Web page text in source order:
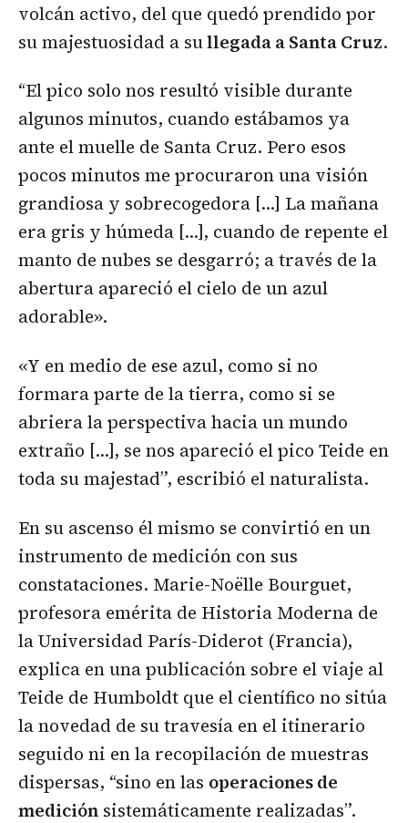
volcán activo, del que quedó prendido por
su majestuosidad a sullegada a Santa Cruz.
“El pico solo nos resultó visible durante
algunos minutos, cuando estábamos ya
ante el muelle de Santa Cruz. Pero esos
pocos minutos me procuraron una visión
grandiosa y sobrecogedora […] La mañana
era gris y húmeda […], cuando de repente el
manto de nubes se desgarró; a través de la
abertura apareció el cielo de un azul
adorable».
«Y en medio de ese azul, como si no
formara parte de la tierra, como si se
abriera la perspectiva hacia un mundo
extraño […], se nos apareció el pico Teide en
toda su majestad”, escribió el naturalista.
En su ascenso él mismo se convirtió en un
instrumento de medición con sus
constataciones. Marie-Noëlle Bourguet,
profesora emérita de Historia Moderna de
la Universidad París-Diderot (Francia),
explica en unapublicación sobre el viaje al
Teide de Humboldt que el científico no sitúa
la novedad de su travesía en el itinerario
seguido ni en la recopilación de muestras
dispersas, “sino en las operaciones de
medición sistemáticamente realizadas”.